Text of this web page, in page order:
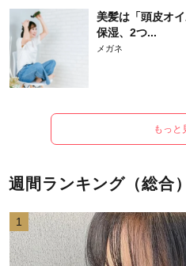
美髪は「頭皮オ
保湿、2つ...
メガネ
もっと
週間ランキング（総合）
1